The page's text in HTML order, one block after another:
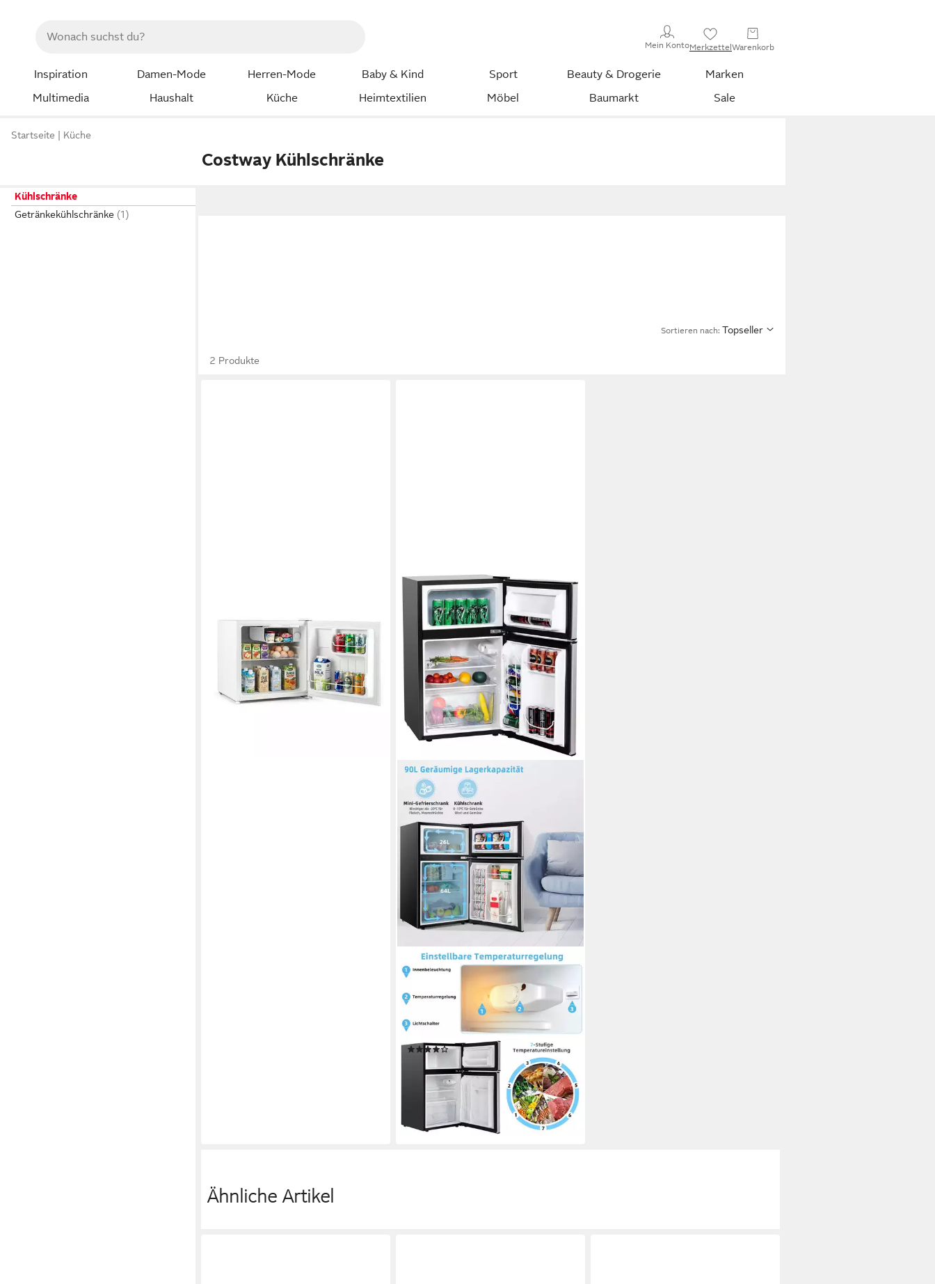
Mein KontoMerkzettelWarenkorb
Inspiration Damen-Mode Herren-Mode Baby & Kind Sport Beauty & Drogerie
Marken
Multimedia
Haushalt Küche Heimtextilien Möbel Baumarkt Sale
Startseite Küche
Costway Kühlschränke
Kühlschränke
Getränkekühlschränke
Sortieren nach: Topseller
2 Produkte
47 x 48 x 43.5 cm B/H/T
Produktdatenblatt
145,99 € UVP210,99 €
13,33 €mtl. in 12 Raten
-31%
COSTWAY
Kühlschrank BCD-90
48.5 x 86 x 49.5 cm
B/H/T
Kapazität Kühlen
27 l Kapazität Frieren
(11)
209,99 € UVP325,99 €
19,18 €mtl. in 12 Raten
-36%
lieferbar - in 4-5 Werktagen bei dir
Ähnliche Artikel